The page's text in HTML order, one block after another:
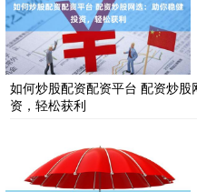
如何炒股配资配资平台 配资炒股
资，轻松获利